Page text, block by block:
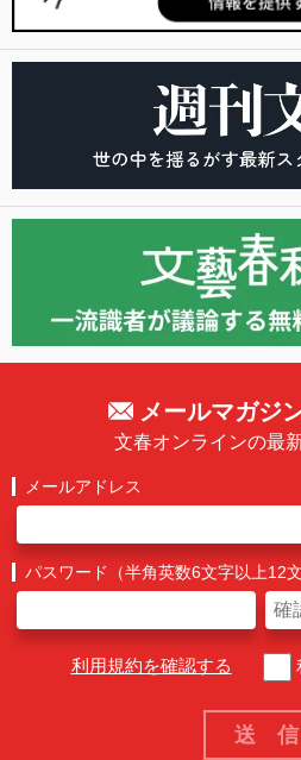
メールマガジ
文春オンラインの最
メールアドレス
パスワード（半角英数6文字以上12文
利用規約を確認する